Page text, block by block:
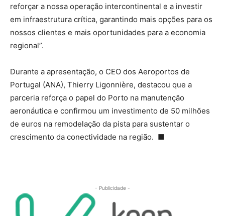
reforçar a nossa operação intercontinental e a investir
em infraestrutura crítica, garantindo mais opções para os
nossos clientes e mais oportunidades para a economia
regional”.
Durante a apresentação, o CEO dos Aeroportos de
Portugal (ANA), Thierry Ligonnière, destacou que a
parceria reforça o papel do Porto na manutenção
aeronáutica e confirmou um investimento de 50 milhões
de euros na remodelação da pista para sustentar o
crescimento da conectividade na região. ■
- Publicidade -